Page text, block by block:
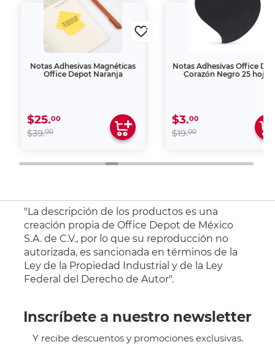
Notas Adhesivas Magnéticas
Office Depot Naranja
$25.00
$39.00
Notas Adhesivas Office
Corazón Negro 25 hojas
$3.00
$19.00
"La descripción de los productos es una
creación propia de Office Depot de México
S.A. de C.V., por lo que su reproducción no
autorizada, es sancionada en términos de la
Ley de la Propiedad Industrial y de la Ley
Federal del Derecho de Autor".
Inscríbete a nuestro newsletter
Y recibe descuentos y promociones exclusivas.